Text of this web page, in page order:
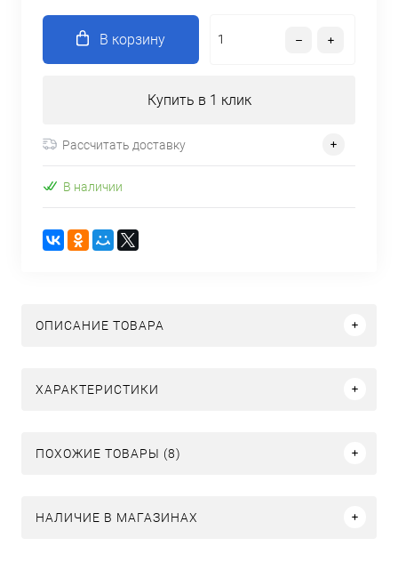
В корзину
Купить в 1 клик
Рассчитать доставку
В наличии
ОПИСАНИЕ ТОВАРА
ХАРАКТЕРИСТИКИ
ПОХОЖИЕ ТОВАРЫ (8)
НАЛИЧИЕ В МАГАЗИНАХ